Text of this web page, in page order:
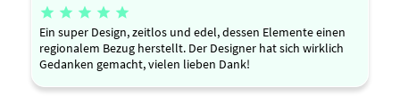
    
Ein super Design, zeitlos und edel, dessen Elemente einen
regionalem Bezug herstellt. Der Designer hat sich wirklich
Gedanken gemacht, vielen lieben Dank!